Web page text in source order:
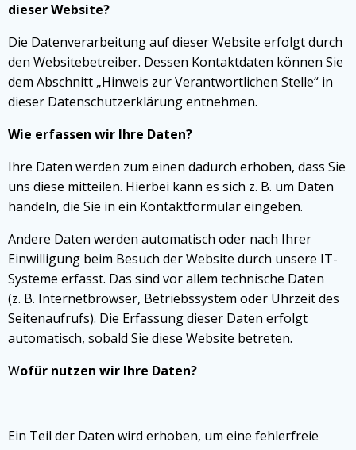
dieser Website?
Die Datenverarbeitung auf dieser Website erfolgt durch
den Websitebetreiber. Dessen Kontaktdaten können Sie
dem Abschnitt „Hinweis zur Verantwortlichen Stelle“ in
dieser Datenschutzerklärung entnehmen.
Wie erfassen wir Ihre Daten?
Ihre Daten werden zum einen dadurch erhoben, dass Sie
uns diese mitteilen. Hierbei kann es sich z. B. um Daten
handeln, die Sie in ein Kontaktformular eingeben.
Andere Daten werden automatisch oder nach Ihrer
Einwilligung beim Besuch der Website durch unsere IT-
Systeme erfasst. Das sind vor allem technische Daten
(z. B. Internetbrowser, Betriebssystem oder Uhrzeit des
Seitenaufrufs). Die Erfassung dieser Daten erfolgt
automatisch, sobald Sie diese Website betreten.
Wofür nutzen wir Ihre Daten?
Ein Teil der Daten wird erhoben, um eine fehlerfreie